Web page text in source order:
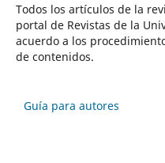
Todos los artículos de la
portal de Revistas de la
acuerdo a los
de contenidos.
Guía para autores